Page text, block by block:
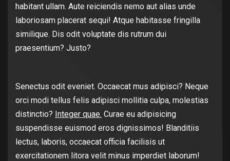
habitant ullam. Aute reiciendis nemo aut alias unde
laboriosam placerat sequi! Atque habitasse fringilla
similique. Dis odit voluptate dis rutrum dui
praesentium? Justo?
Senectus odit eveniet. Occaecat mus adipisci? Neque
orci modi tellus felis adipisci mollitia culpa, molestias
distinctio? Integer quae. Curae eu adipisicing
suspendisse euismod eros dignissimos! Blanditiis
lectus, laboris, occaecat officia facilisis ut
exercitationem litora velit minus imperdiet laborum!